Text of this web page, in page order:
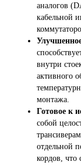
аналогов
кабельной
внутри
активного
монтажа.
Готовое к
собой
отдельной
кордов, что